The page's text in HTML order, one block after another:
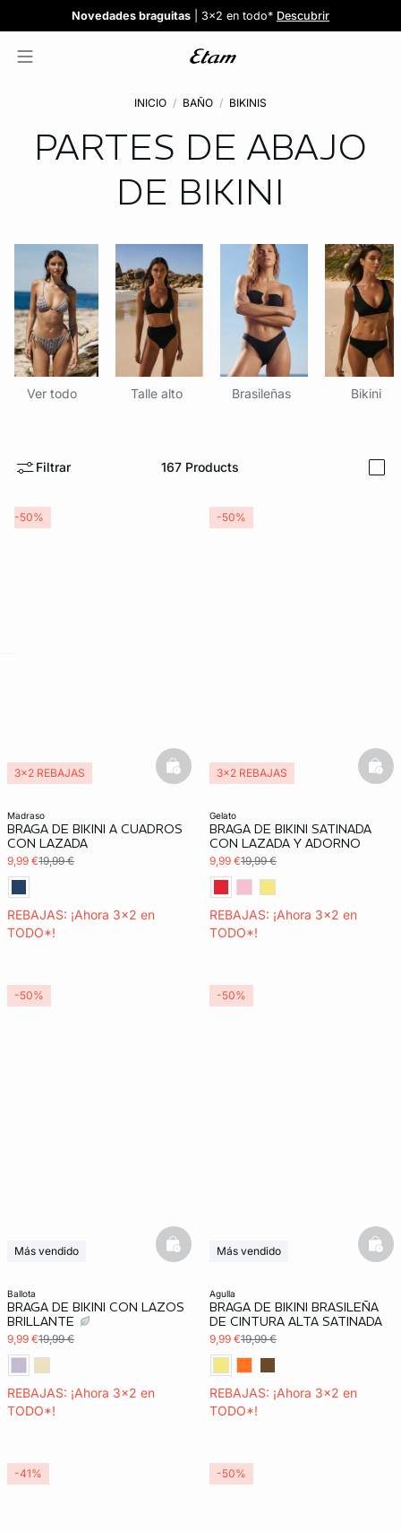
REBAJAS¡Ahora 3x2 en TODO*!Comprar
Confort invisible: Sujetadores desde 19,99€Descubrir
¡Nuevos modelos!: 5 braguitas por 35€Ver todas
Novedades braguitas | 3x2 en todo* Descubrir
INICIO BAÑO BIKINIS
PARTES DE ABAJO
DE BIKINI
Ver todo Talle alto Brasileñas Bikini
Filtrar 167 Products
madraso
BRAGA DE BIKINI A CUADROS
CON LAZADA
9,99 €19,99 €
REBAJAS: ¡Ahora 3x2 en
TODO*!
3x2 REBAJAS basketfull
-50%
gelato
BRAGA DE BIKINI SATINADA
CON LAZADA Y ADORNO
9,99 €19,99 €
REBAJAS: ¡Ahora 3x2 en
TODO*!
3x2 REBAJAS
-50%
ballota
BRAGA DE BIKINI CON LAZOS
BRILLANTE
9,99 €19,99 €
REBAJAS: ¡Ahora 3x2 en
TODO*!
Más vendido
basketfull
-50%
agulla
BRAGA DE BIKINI BRASILEÑA
DE CINTURA ALTA SATINADA
9,99 €19,99 €
REBAJAS: ¡Ahora 3x2 en
TODO*!
Más vendido
-50%
-41% -50%